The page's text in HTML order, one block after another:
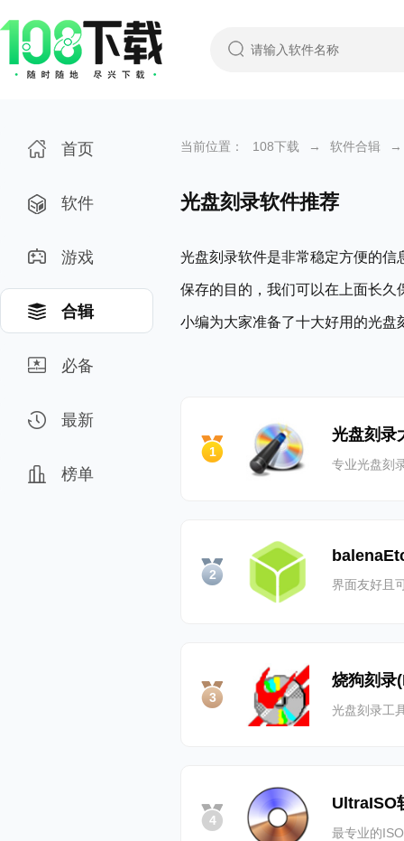
首页
软件
游戏
合辑
必备
最新
榜单
当前位置： 108下载 → 软件合辑 →
光盘刻录软件推荐
光盘刻录软件是非常稳定方便的
保存的目的，我们可以在上面长
小编为大家准备了十大好用的光盘
1
光盘刻录
专业光盘刻
2
界面友好且
3
烧狗刻录
光盘刻录工
4
UltraISO
最专业的